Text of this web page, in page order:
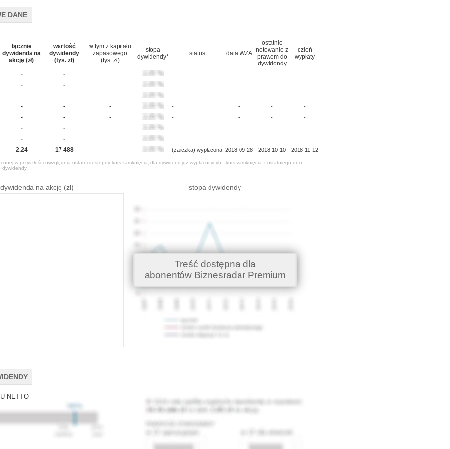
DANE
łącznie
dywidenda na
akcję (zł)
wartość
dywidendy
(tys. zł)
w tym z kapitału
zapasowego
(tys. zł)
stopa
dywidendy*
status data WZA
ostatnie
notowanie z
prawem do
dywidendy
dzień
wypłaty
- - - - - - -
- - - - - - -
- - - - - - -
- - - - - - -
- - - - - - -
- - - - - - -
- - - - - - -
2.24 17 488 - (zaliczka) wypłacona 2018-09-28 2018-10-10 2018-11-12
w przyszłości uwzględnia ostatni dostępny kurs zamknięcia, dla dywidend już wypłaconycyh - kurs zamknięcia z ostatniego dnia
dywidendy
dywidenda na akcję (zł) stopa dywidendy
Treść dostępna dla
abonentów Biznesradar Premium
NETTO